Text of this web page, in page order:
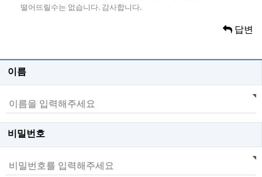
떨어뜨릴수는 없습니다. 감사합니다.
답변
이름
비밀번호